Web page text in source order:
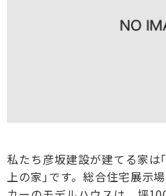
私たち彦坂建設が建てる家は
上の家｣です。総合住宅展示